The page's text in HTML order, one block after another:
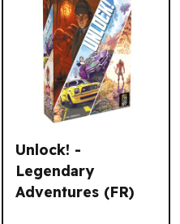
Unlock! -
Legendary
Adventures (FR)